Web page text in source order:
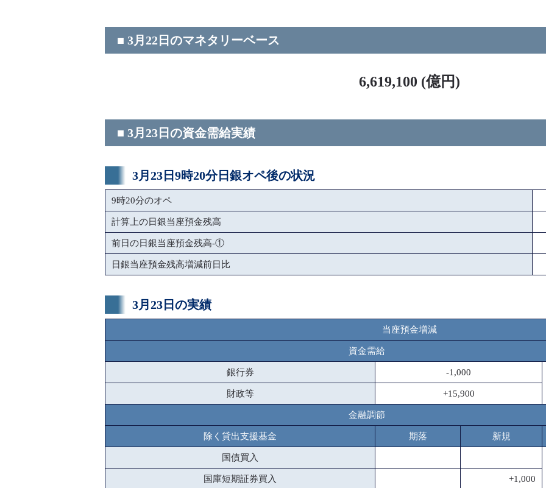
■ 3月22日のマネタリーベース
6,619,100 (億円)
■ 3月23日の資金需給実績
3月23日9時20分日銀オペ後の状況
9時20分のオペ
計算上の日銀当座預金残高
前日の日銀当座預金残高-①
日銀当座預金残高増減前日比
3月23日の実績
当座預金増減
資金需給
銀行券 -1,000
財政等 +15,900
金融調節
除く貸出支援基金 期落 新規
国債買入
国庫短期証券買入 +1,000